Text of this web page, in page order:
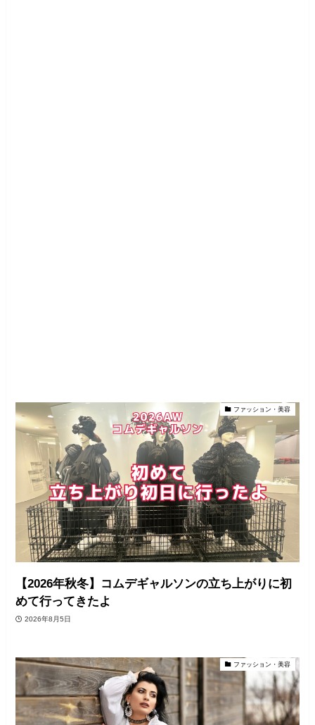
ファッション・美容
【2026年秋冬】コムデギャルソンの立ち上がりに初
めて行ってきたよ
2026年8月5日
ファッション・美容